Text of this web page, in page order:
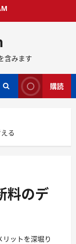
含みます
購読
る
料のデ
ットを深堀り